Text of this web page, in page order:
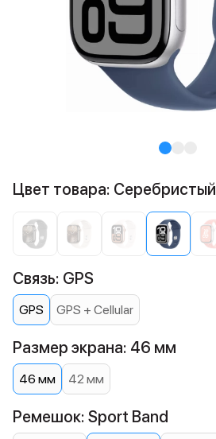
Цвет товара: Серебристый
Связь: GPS
GPS GPS + Cellular
Размер экрана: 46 мм
46 мм 42 мм
Ремешок: Sport Band